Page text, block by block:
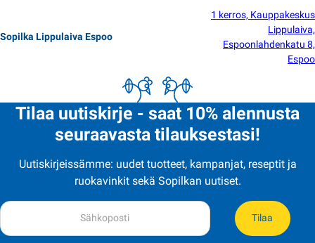
Sopilka Lippulaiva Espoo
1 kerros, Kauppakeskus
Lippulaiva,
Espoonlahdenkatu 8,
Espoo
Tilaa uutiskirje - saat 10% alennusta
seuraavasta tilauksestasi!
Uutiskirjeissämme: uudet tuotteet, kampanjat, reseptit ja
ruokavinkit sekä Sopilkan uutiset.
Tilaa